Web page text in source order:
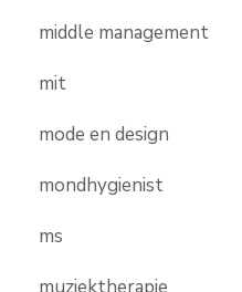
middle management
mit
mode en design
mondhygienist
ms
muziektherapie